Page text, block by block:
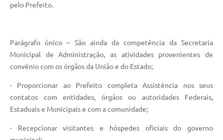
pelo Prefeito.
Parágrafo único – São ainda da competência da Secretaria
Municipal de Administração, as atividades provenientes de
convênio com os órgãos da União e do Estado;
- Proporcionar ao Prefeito completa Assistência nos seus
contatos com entidades, órgãos ou autoridades Federais,
Estaduais e Municipais e com a comunidade;
- Recepcionar visitantes e hóspedes oficiais do governo